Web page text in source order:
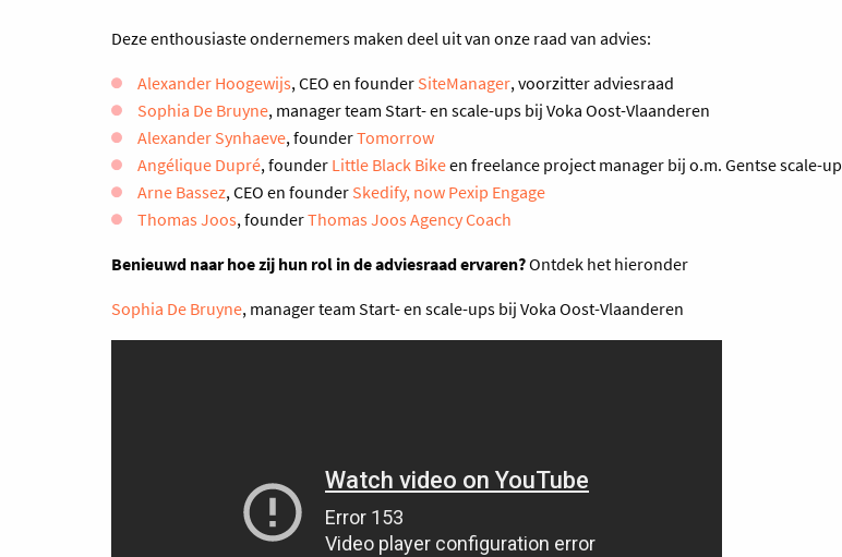
Deze enthousiaste ondernemers maken deel uit van onze raad van advies:
Alexander Hoogewijs, CEO en founder SiteManager, voorzitter adviesraad
Sophia De Bruyne, manager team Start- en scale-ups bij Voka Oost-Vlaanderen
Alexander Synhaeve, founderTomorrow
Angélique Dupré, founder Little Black Bikeen freelance project manager bij o.m. Gentse scale-up
Arne Bassez, CEO en founder Skedify, now Pexip Engage
Thomas Joos, founderThomas Joos Agency Coach
Benieuwd naar hoe zij hun rol in de adviesraad ervaren?Ontdek het hieronder
Sophia De Bruyne, manager team Start- en scale-ups bij Voka Oost-Vlaanderen